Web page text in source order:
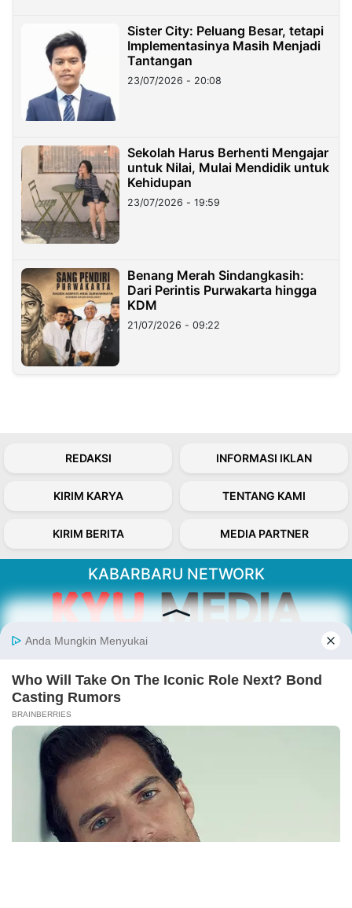
Sister City: Peluang Besar, tetapi
Implementasinya Masih Menjadi
Tantangan
23/07/2026 - 20:08
Sekolah Harus Berhenti Mengajar
untuk Nilai, Mulai Mendidik untuk
Kehidupan
23/07/2026 - 19:59
Benang Merah Sindangkasih:
Dari Perintis Purwakarta hingga
KDM
21/07/2026 - 09:22
REDAKSI INFORMASI IKLAN
KIRIM KARYA TENTANG KAMI
KIRIM BERITA MEDIA PARTNER
KABARBARU NETWORK
Kabarbaru.co menyajikan berita aktual dan
Follow Kabarbaru